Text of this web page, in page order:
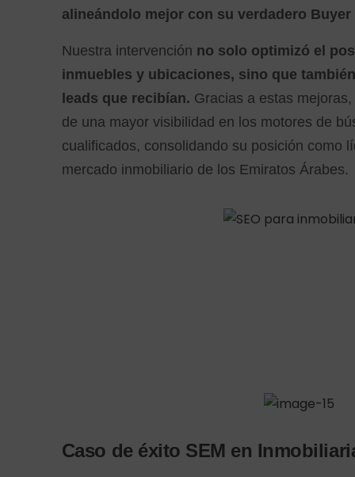
alineándolo mejor con su verdadero Buyer
Nuestra intervención no solo optimizó el
inmuebles y ubicaciones, sino que
leads que recibían. Gracias a estas
de una mayor visibilidad en los motores de
cualificados, consolidando su posición como
mercado inmobiliario de los Emiratos Árabes.
Caso de éxito SEM en